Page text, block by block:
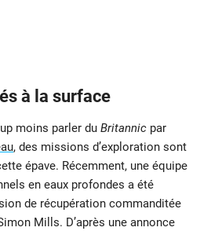
à la surface
moins parler du Britannic par
, des missions d’exploration sont
épave. Récemment, une équipe
en eaux profondes a été
de récupération commanditée
Mills. D’après une annonce